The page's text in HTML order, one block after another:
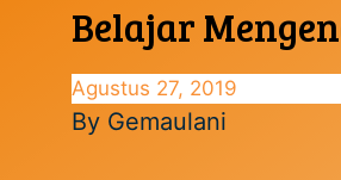
Belajar
Agustus 27, 2019
By Gemaulani